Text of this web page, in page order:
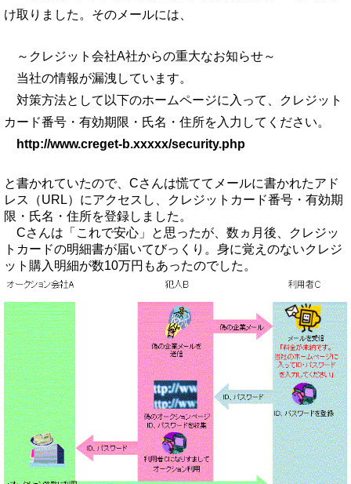
け取りました。そのメールには、
～クレジット会社A社からの重大なお知らせ～
当社の情報が漏洩しています。
対策方法として以下のホームページに入って、クレジット
カード番号・有効期限・氏名・住所を入力してください。
http://www.creget-b.xxxxx/security.php
と書かれていたので、Cさんは慌ててメールに書かれたアド
レス（URL）にアクセスし、クレジットカード番号・有効期
限・氏名・住所を登録しました。
Cさんは「これで安心」と思ったが、数ヵ月後、クレジッ
トカードの明細書が届いてびっくり。身に覚えのないクレジ
ット購入明細が数10万円もあったのでした。